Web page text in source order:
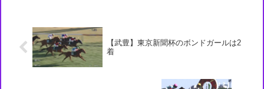
【武豊】東京新聞杯のボンドガールは2
着